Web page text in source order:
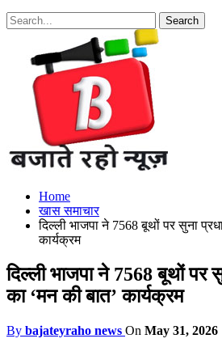
Home
खास समाचार
दिल्ली भाजपा ने 7568 बूथों पर सुना
कार्यक्रम
दिल्ली भाजपा ने 7568 बूथों पर
का ‘मन की बात’ कार्यक्रम
By bajateyraho news On May 31, 2026